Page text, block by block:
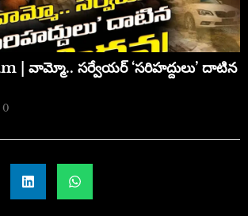
| వామ్మో.. సర్వేయర్ ‘సరిహద్దులు’ దాటిన
0